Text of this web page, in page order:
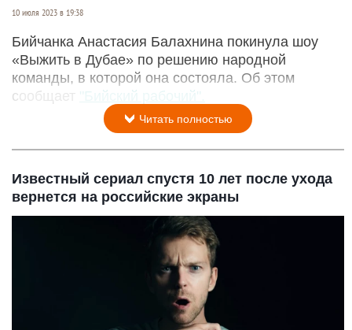
10 июля 2023 в 19:38
Бийчанка Анастасия Балахнина покинула шоу
«Выжить в Дубае» по решению народной
команды, в которой она состояла. Об этом
сообщает "Бийский рабочий".
Читать полностью
Известный сериал спустя 10 лет после ухода
вернется на российские экраны